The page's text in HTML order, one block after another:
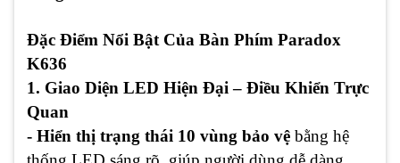
Đặc Điểm Nổi Bật Của Bàn Phím Paradox
K636
1. Giao Diện LED Hiện Đại – Điều Khiển Trực
Quan
- Hiển thị trạng thái 10 vùng bảo vệ bằng hệ